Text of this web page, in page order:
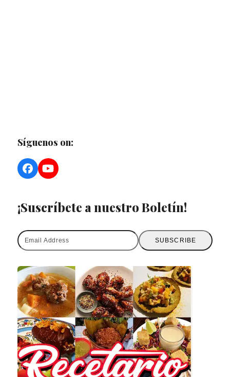
Síguenos on:
Facebook
YouTube
¡Suscríbete a nuestro Boletín!
Email
Address
SUBSCRIBE